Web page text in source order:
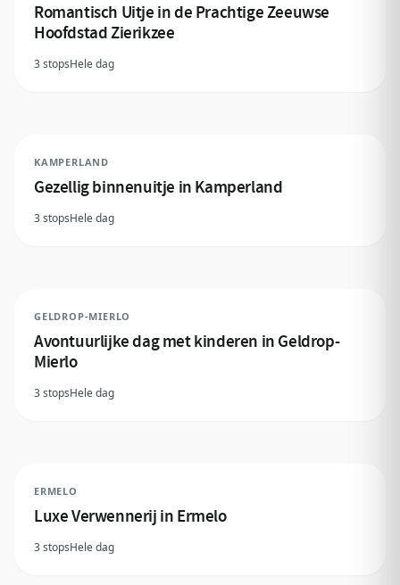
Romantisch Uitje in de Prachtige Zeeuwse
Hoofdstad Zierikzee
3 stopsHele dag
KAMPERLAND
Gezellig binnenuitje in Kamperland
3 stopsHele dag
GELDROP-MIERLO
Avontuurlijke dag met kinderen in Geldrop-
Mierlo
3 stopsHele dag
ERMELO
Luxe Verwennerij in Ermelo
3 stopsHele dag